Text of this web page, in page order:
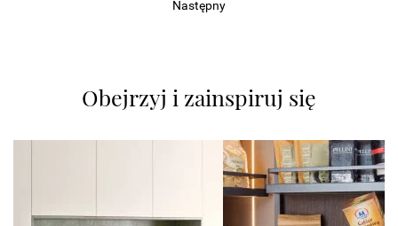
Następny
Obejrzyj i zainspiruj się